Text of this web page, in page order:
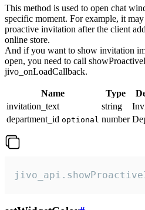
This method is used to open chat
specific moment. For example, it
proactive invitation after the client
online store.
And if you want to show invitation
open, you need to call
jivo_onLoadCallback.
Name Type
invitation_text
string
department_id optional number